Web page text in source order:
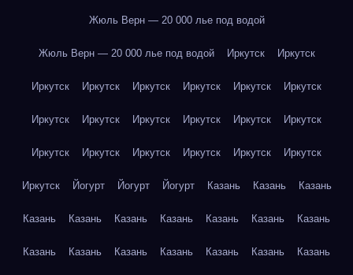
Жюль Верн — 20 000 лье под водой
Жюль Верн — 20 000 лье под водой Иркутск Иркутск
Иркутск Иркутск Иркутск Иркутск Иркутск Иркутск
Иркутск Иркутск Иркутск Иркутск Иркутск Иркутск
Иркутск Иркутск Иркутск Иркутск Иркутск Иркутск
Иркутск Йогурт Йогурт Йогурт Казань Казань Казань
Казань Казань Казань Казань Казань Казань Казань
Казань Казань Казань Казань Казань Казань Казань